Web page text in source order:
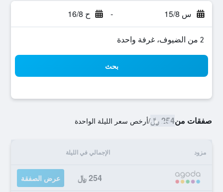
س 15/8 - ح 16/8
2 من الضيوف، غرفة واحدة
بحث
صفقات من254 ﷼ /أرخص سعر الليلة الواحدة
مزود الإجمالي في الليلة
254 ﷼ عرض الصفقة